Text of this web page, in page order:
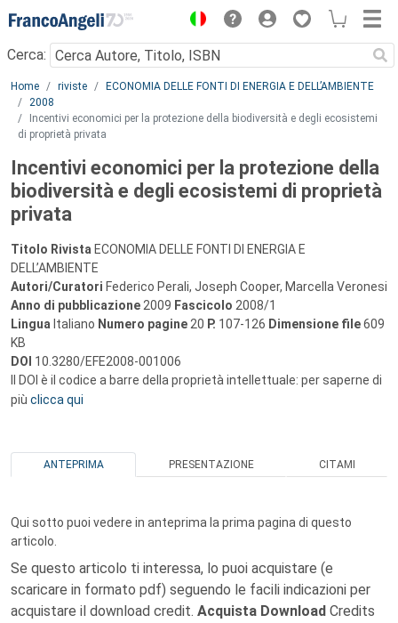
Menu
Cerca:
Main content
Home riviste
ECONOMIA DELLE FONTI DI ENERGIA E DELL’AMBIENTE
2008
Incentivi economici per la protezione della biodiversità e degli ecosistemi
di proprietà privata
Incentivi economici per la protezione della
biodiversità e degli ecosistemi di proprietà
privata
Titolo Rivista ECONOMIA DELLE FONTI DI ENERGIA E
DELL’AMBIENTE
Autori/Curatori Federico Perali, Joseph Cooper, Marcella Veronesi
Anno di pubblicazione 2009 Fascicolo 2008/1
Lingua Italiano Numero pagine 20 P. 107-126 Dimensione file609
KB
DOI 10.3280/EFE2008-001006
Il DOI è il codice a barre della proprietà intellettuale: per saperne di
più clicca qui
ANTEPRIMA PRESENTAZIONE CITAMI
Qui sotto puoi vedere in anteprima la prima pagina di questo
articolo.
Se questo articolo ti interessa, lo puoi acquistare (e
scaricare in formato pdf) seguendo le facili indicazioni per
acquistare il download credit. Acquista Download Credits